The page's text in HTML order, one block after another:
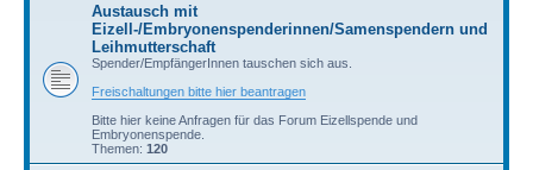
Austausch mit
Eizell-/Embryonenspenderinnen/Samenspendern und
Leihmutterschaft
Spender/EmpfängerInnen tauschen sich aus.
Freischaltungen bitte hier beantragen
Bitte hier keine Anfragen für das Forum Eizellspende und
Embryonenspende.
Themen: 120